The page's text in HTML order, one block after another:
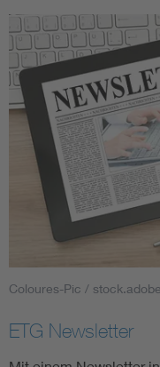
Coloures-Pic /
ETG Newsletter